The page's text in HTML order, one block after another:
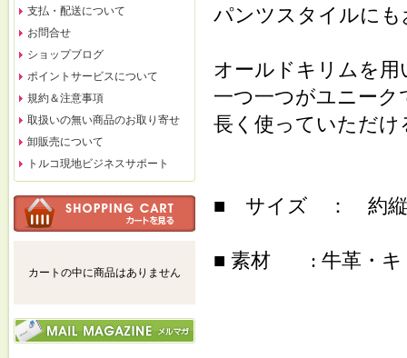
支払・配送について
お問合せ
ショップブログ
ポイントサービスについて
規約＆注意事項
取扱いの無い商品のお取り寄せ
卸販売について
トルコ現地ビジネスサポート
カートの中に商品はありません
パンツスタイルに
オールドキリムを
一つ一つがユニー
長く使っていただ
■ サイズ ： 約縦
■ 素材 : 牛革・キ